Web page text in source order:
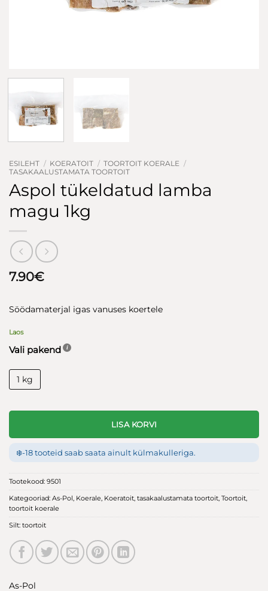
ESILEHT / KOERATOIT / TOORTOIT KOERALE /
TASAKAALUSTAMATA TOORTOIT
Aspol tükeldatud lamba
magu 1kg
7.90€
Söödamaterjal igas vanuses koertele
Laos
Vali pakend
1 kg
LISA KORVI
❄️-18 tooteid saab saata ainult külmakulleriga.
Tootekood: 9501
Kategooriad: As-Pol, Koerale, Koeratoit, tasakaalustamata toortoit, Toortoit,
toortoit koerale
Silt: toortoit
As-Pol